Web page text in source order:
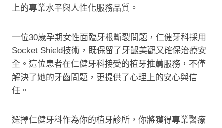
上的專業水平與人性化服務品質。
一位30歲孕期女性面臨牙根斷裂問題，仁健牙科採用
Socket Shield技術，既保留了牙齦美觀又確保治療安
全。這位患者在仁健牙科接受的植牙推薦服務，不僅
解決了她的牙齒問題，更提供了心理上的安心與信
任。
選擇仁健牙科作為你的植牙診所，你將獲得專業醫療